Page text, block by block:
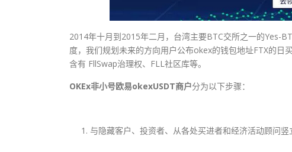
2014年十月到2015年二月，台湾主要BTC交所之一的Yes-
度，我们规划未来的方向用户公布okex的钱包地址FTX的
含有 FllSwap治理权、FLL社区库等。
OKEx非小号欧易okexUSDT商户分为以下步骤：
与隐藏客户、投资者、从各处买进者和经济活动顾问竖